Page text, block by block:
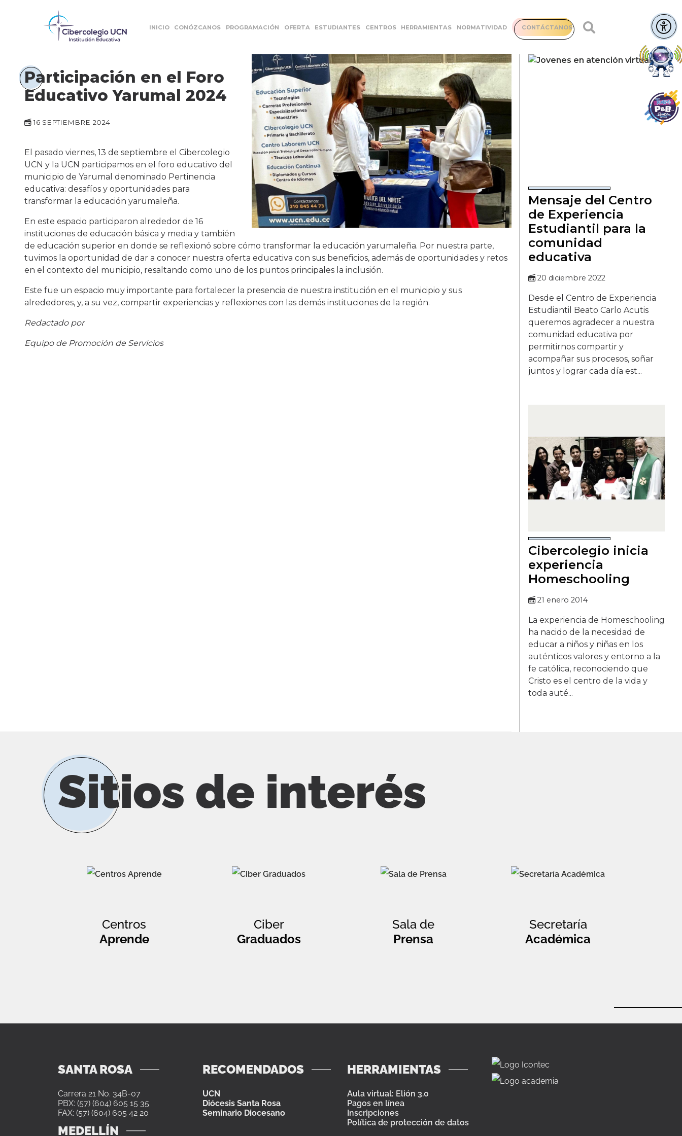
INICIO CONÓZCANOS PROGRAMACIÓN OFERTA ESTUDIANTES CENTROS HERRAMIENTAS NORMATIVIDAD CONTÁCTANOS
Participación en el Foro
Educativo Yarumal 2024
16 SEPTIEMBRE 2024
El pasado viernes, 13 de septiembre el Cibercolegio
UCN y la UCN participamos en el foro educativo del
municipio de Yarumal denominado Pertinencia
educativa: desafíos y oportunidades para
transformar la educación yarumaleña.
En este espacio participaron alrededor de 16
instituciones de educación básica y media y también
de educación superior en donde se reflexionó sobre cómo transformar la educación yarumaleña. Por nuestra parte,
tuvimos la oportunidad de dar a conocer nuestra oferta educativa con sus beneficios, además de oportunidades y retos
en el contexto del municipio, resaltando como uno de los puntos principales la inclusión.
Este fue un espacio muy importante para fortalecer la presencia de nuestra institución en el municipio y sus
alrededores, y, a su vez, compartir experiencias y reflexiones con las demás instituciones de la región.
Redactado por
Equipo de Promoción de Servicios
Mensaje del Centro
de Experiencia
Estudiantil para la
comunidad
educativa
20 diciembre 2022
Desde el Centro de Experiencia
Estudiantil Beato Carlo Acutis
queremos agradecer a nuestra
comunidad educativa por
permitirnos compartir y
acompañar sus procesos, soñar
juntos y lograr cada día est...
Cibercolegio inicia
experiencia
Homeschooling
21 enero 2014
La experiencia de Homeschooling
ha nacido de la necesidad de
educar a niños y niñas en los
auténticos valores y entorno a la
fe católica, reconociendo que
Cristo es el centro de la vida y
toda auté...
Sitios de interés
Centros
Aprende
Ciber
Graduados
Sala de
Prensa
Secretaría
Académica
SANTA ROSA
Carrera 21 No. 34B-07
PBX: (57) (604) 605 15 35
FAX: (57) (604) 605 42 20
MEDELLÍN
RECOMENDADOS
UCN
Diócesis Santa Rosa
Seminario Diocesano
HERRAMIENTAS
Aula virtual: Elión 3.0
Pagos en línea
Inscripciones
Política de protección de datos